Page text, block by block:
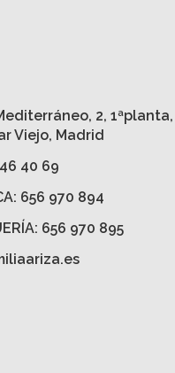
2, 1ªplanta,
Viejo, Madrid
40 69
656 970 894
656 970 895